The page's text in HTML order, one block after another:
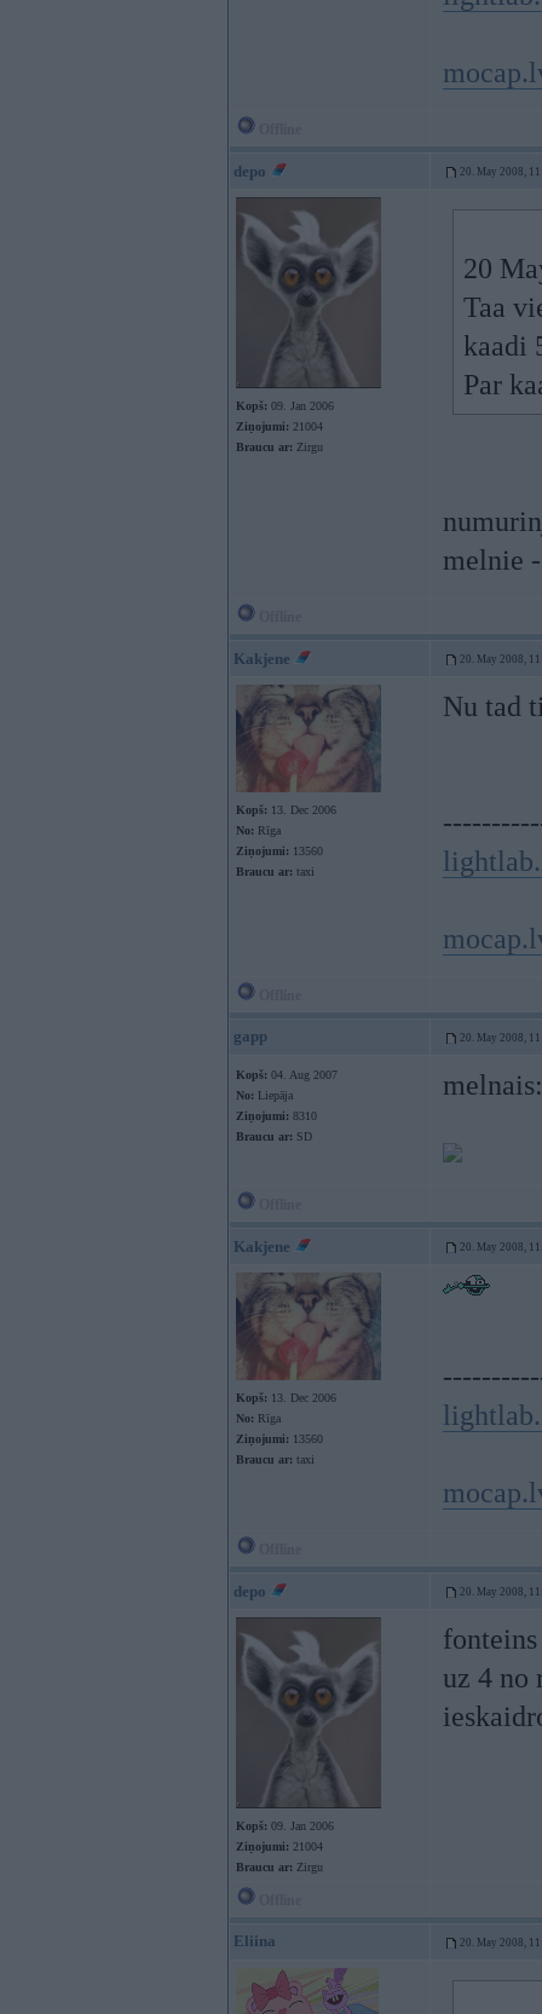
depo 20. May 2008,
Kopš: 09. Jan 2006
Ziņojumi: 21004
Braucu ar: Zirgu
20
Taa
kaadi
Par
melnie
Kakjene 20. May 2008,
Kopš: 13. Dec 2006
No: Rīga
Ziņojumi: 13560
Braucu ar: taxi
Nu tad
gapp 20. May 2008,
Kopš: 04. Aug 2007
No: Liepāja
Ziņojumi: 8310
Braucu ar: SD
melnais:
Kakjene 20. May 2008,
Kopš: 13. Dec 2006
No: Rīga
Ziņojumi: 13560
Braucu ar: taxi
depo 20. May 2008,
Kopš: 09. Jan 2006
Ziņojumi: 21004
Braucu ar: Zirgu
uz 4
Eliina 20. May 2008,